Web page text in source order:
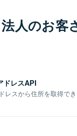
人のお客
ドレスAPI
レスから住所を取得で